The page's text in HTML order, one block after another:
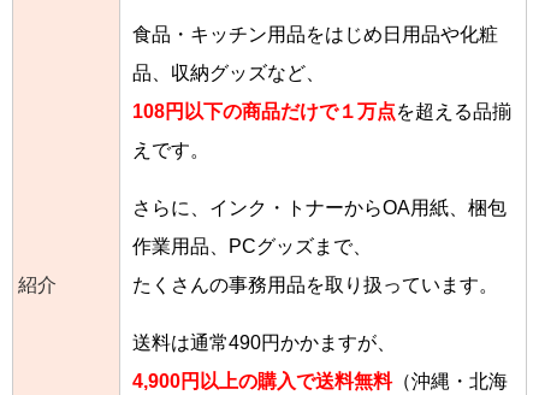
紹介
食品・キッチン用品をはじめ日用品や化粧
品、収納グッズなど、
108円以下の商品だけで１万点を超える品揃
えです。
さらに、インク・トナーからOA用紙、梱包
作業用品、PCグッズまで、
たくさんの事務用品を取り扱っています。
送料は通常490円かかますが、
4,900円以上の購入で送料無料（沖縄・北海